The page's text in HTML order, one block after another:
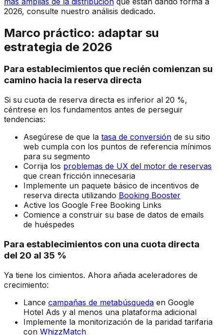
2026, consulte nuestro análisis dedicado.
Marco práctico: adaptar su
estrategia de 2026
Para establecimientos que recién comienzan su
camino hacia la reserva directa
Si su cuota de reserva directa es inferior al 20 %,
céntrese en los fundamentos antes de perseguir
tendencias:
Asegúrese de que la tasa de conversión de su sitio
web cumpla con los puntos de referencia mínimos
para su segmento
Corrija los problemas de UX del motor de reservas
que crean fricción innecesaria
Implemente un paquete básico de incentivos de
reserva directa utilizando Booking Booster
Active los Google Free Booking Links
Comience a construir su base de datos de emails
de huéspedes
Para establecimientos con una cuota directa
del 20 al 35 %
Ya tiene los cimientos. Ahora añada aceleradores de
crecimiento:
Lance campañas de metabúsqueda en Google
Hotel Ads y al menos una plataforma adicional
Implemente la monitorización de la paridad tarifaria
con WhizzMatch